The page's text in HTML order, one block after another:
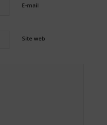
E-mail
Site web